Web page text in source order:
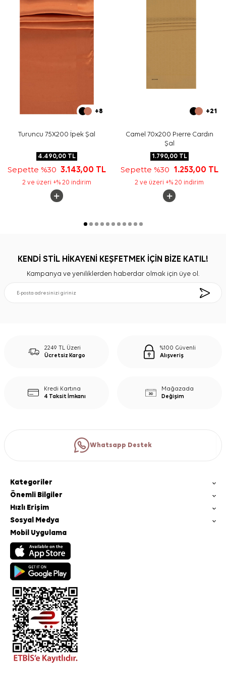
İpek Eşarp Şampuanıürününü elde hassas bakım
gerektiren durumlarda tercih edebilirsiniz.
Sıkça Sorulan Sorular
Bu ipek şal hangi renklerle kombinlenir?
Şalın deseni nasıldır?
Bu şal günlük kullanım için uygun mu?
+8
Turuncu 75X200 İpek Şal
4.490,00TL
Sepette %30 3.143,00 TL
2 ve üzeri +% 20 indirim
+21
Camel 70x200 Pıerre Cardın
Şal
1.790,00TL
Sepette %30 1.253,00 TL
2 ve üzeri +% 20 indirim
KENDİ STİL HİKAYENİ KEŞFETMEK İÇİN BİZE KATIL!
Kampanya ve yeniliklerden haberdar olmak için üye ol.
2249 TL Üzeri
Ücretsiz Kargo
%100 Güvenli
Alışveriş
Kredi Kartına
4 Taksit İmkanı
Mağazada
Değişim
Whatsapp Destek
Kategoriler
Önemli Bilgiler
Hızlı Erişim
Sosyal Medya
Mobil Uygulama